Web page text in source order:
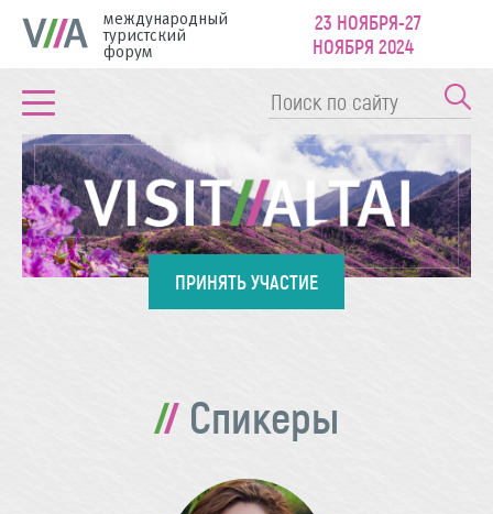
международный
туристский
форум
23 НОЯБРЯ-27
НОЯБРЯ 2024
ПРИНЯТЬ УЧАСТИЕ
Спикеры